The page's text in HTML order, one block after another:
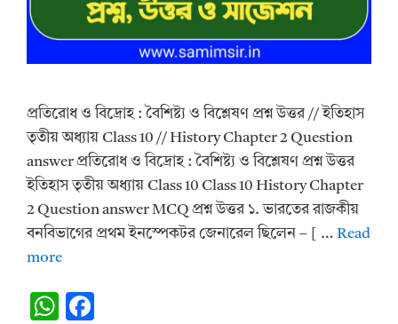
প্রতিরোধ ও বিদ্রোহ : বৈশিষ্ট্য ও বিশ্লেষণ প্রশ্ন উত্তর // ইতিহাস
তৃতীয় অধ্যায় Class 10 // History Chapter 2 Question
answer প্রতিরোধ ও বিদ্রোহ : বৈশিষ্ট্য ও বিশ্লেষণ প্রশ্ন উত্তর
ইতিহাস তৃতীয় অধ্যায় Class 10 Class 10 History Chapter
2 Question answer MCQ প্রশ্ন উত্তর ১. ভারতের রাজকীয়
বনবিভাগের প্রথম ইনস্পেকটর জেনারেল ছিলেন – [ … Read
more
W